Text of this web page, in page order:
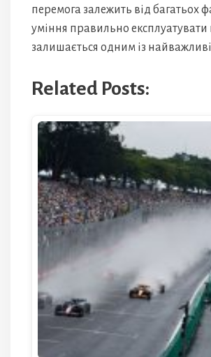
перемога залежить від багатьох
уміння правильно
залишається одним із
Related Posts: